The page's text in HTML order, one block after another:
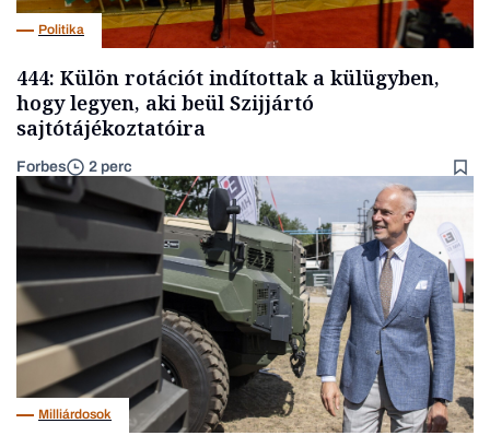
Politika
444: Külön rotációt indítottak a külügyben,
hogy legyen, aki beül Szijjártó
sajtótájékoztatóira
Forbes 2 perc
Milliárdosok